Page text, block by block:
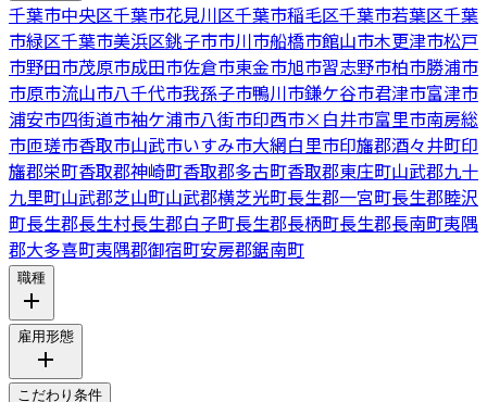
千葉市中央区千葉市花見川区千葉市稲毛区千葉市若葉区千葉
市緑区千葉市美浜区銚子市市川市船橋市館山市木更津市松戸
市野田市茂原市成田市佐倉市東金市旭市習志野市柏市勝浦市
市原市流山市八千代市我孫子市鴨川市鎌ケ谷市君津市富津市
浦安市四街道市袖ケ浦市八街市印西市× 白井市富里市南房総
市匝瑳市香取市山武市いすみ市大網白里市印旛郡酒々井町印
旛郡栄町香取郡神崎町香取郡多古町香取郡東庄町山武郡九十
九里町山武郡芝山町山武郡横芝光町長生郡一宮町長生郡睦沢
町長生郡長生村長生郡白子町長生郡長柄町長生郡長南町夷隅
郡大多喜町夷隅郡御宿町安房郡鋸南町
職種
雇用形態
こだわり条件